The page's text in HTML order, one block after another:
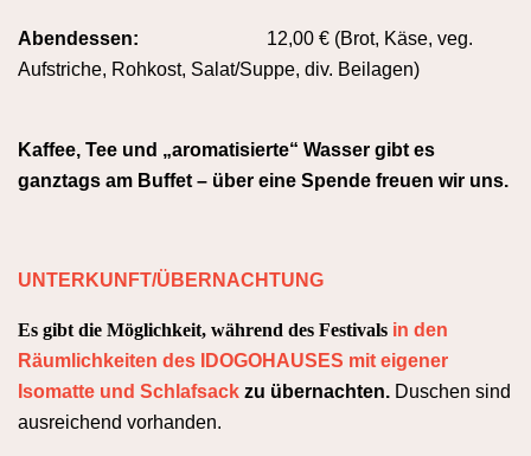
Abendessen: 12,00 € (Brot, Käse, veg.
Aufstriche, Rohkost, Salat/Suppe, div. Beilagen)
Kaffee, Tee und „aromatisierte“ Wasser gibt es
ganztags am Buffet – über eine Spende freuen wir uns.
UNTERKUNFT/ÜBERNACHTUNG
Es gibt die Möglichkeit, während des Festivals in den
Räumlichkeiten des IDOGOHAUSES mit eigener
Isomatte und Schlafsack zu übernachten. Duschen sind
ausreichend vorhanden.